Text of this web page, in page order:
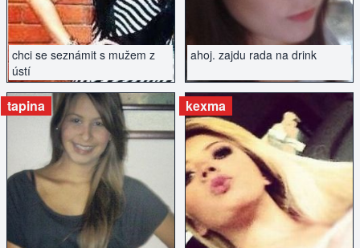
chci se seznámit s mužem z
ústí
ahoj. zajdu rada na drink
tapina
ZOBRAZIT INZERÁT
kexma
ZOBRAZIT INZERÁT